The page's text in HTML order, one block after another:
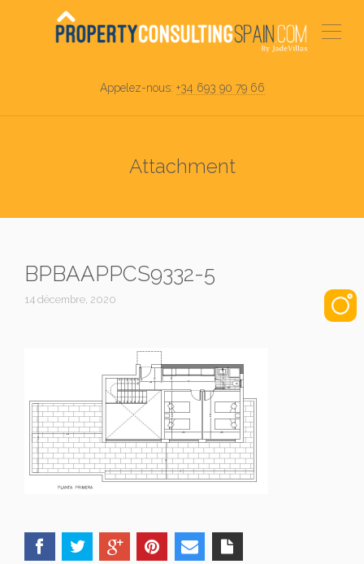
Appelez-nous: +34 693 90 79 66
Attachment
BPBAAPPCS9332-5
14 décembre, 2020